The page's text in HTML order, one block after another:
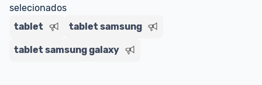
selecionados
tablet
tablet samsung
tablet samsung galaxy